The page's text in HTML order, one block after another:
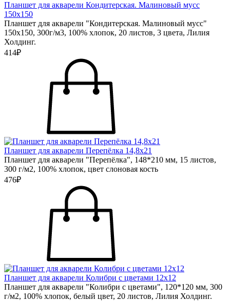
Планшет для акварели Кондитерская. Малиновый мусс
150х150
Планшет для акварели "Кондитерская. Малиновый мусс"
150х150, 300г/м3, 100% хлопок, 20 листов, 3 цвета, Лилия
Холдинг.
414₽
Планшет для акварели Перепёлка 14,8х21
Планшет для акварели "Перепёлка", 148*210 мм, 15 листов,
300 г/м2, 100% хлопок, цвет слоновая кость
476₽
Планшет для акварели Колибри с цветами 12х12
Планшет для акварели "Колибри с цветами", 120*120 мм, 300
г/м2, 100% хлопок, белый цвет, 20 листов, Лилия Холдинг.